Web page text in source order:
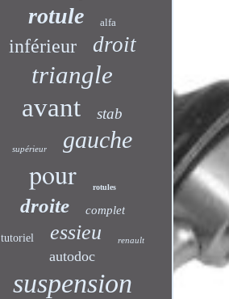
rotule alfa
inférieur droit
triangle
avant stab
supérieur gauche
pour rotules
droite complet
tutoriel essieu renault
autodoc
suspension